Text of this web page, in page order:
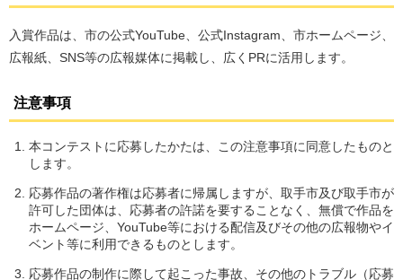
入賞作品は、市の公式YouTube、公式Instagram、市ホームページ、
広報紙、SNS等の広報媒体に掲載し、広くPRに活用します。
注意事項
本コンテストに応募したかたは、この注意事項に同意したものと
します。
応募作品の著作権は応募者に帰属しますが、取手市及び取手市が
許可した団体は、応募者の許諾を要することなく、無償で作品を
ホームページ、YouTube等における配信及びその他の広報物やイ
ベント等に利用できるものとします。
応募作品の制作に際して起こった事故、その他のトラブル（応募